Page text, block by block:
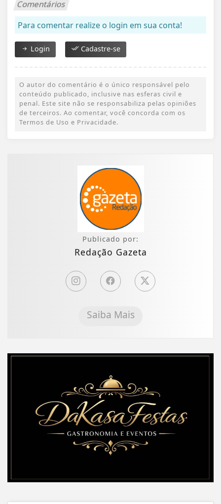
Comentários
Para comentar realize o login em sua conta!
Login Cadastre-se
O autor do comentário é o único responsável pelo
conteúdo publicado, inclusive nas esferas civil e
penal. Este site não se responsabiliza pelas opiniões
de terceiros. Ao comentar, você concorda com os
Termos de Uso e Privacidade.
Publicado por:
Redação Gazeta
Saiba Mais